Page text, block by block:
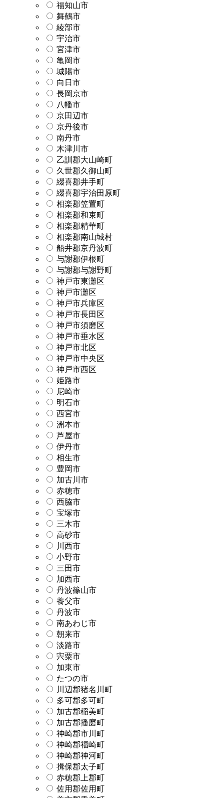
福知山市
舞鶴市
綾部市
宇治市
宮津市
亀岡市
城陽市
向日市
長岡京市
八幡市
京田辺市
京丹後市
南丹市
木津川市
乙訓郡大山崎町
久世郡久御山町
綴喜郡井手町
綴喜郡宇治田原町
相楽郡笠置町
相楽郡和束町
相楽郡精華町
相楽郡南山城村
船井郡京丹波町
与謝郡伊根町
与謝郡与謝野町
神戸市東灘区
神戸市灘区
神戸市兵庫区
神戸市長田区
神戸市須磨区
神戸市垂水区
神戸市北区
神戸市中央区
神戸市西区
姫路市
尼崎市
明石市
西宮市
洲本市
芦屋市
伊丹市
相生市
豊岡市
加古川市
赤穂市
西脇市
宝塚市
三木市
高砂市
川西市
小野市
三田市
加西市
丹波篠山市
養父市
丹波市
南あわじ市
朝来市
淡路市
宍粟市
加東市
たつの市
川辺郡猪名川町
多可郡多可町
加古郡稲美町
加古郡播磨町
神崎郡市川町
神崎郡福崎町
神崎郡神河町
揖保郡太子町
赤穂郡上郡町
佐用郡佐用町